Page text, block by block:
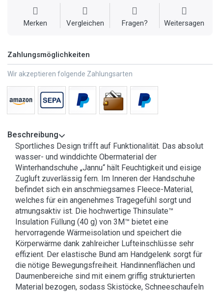
Merken Vergleichen Fragen? Weitersagen
Zahlungsmöglichkeiten
Wir akzeptieren folgende Zahlungsarten
Beschreibung
Sportliches Design trifft auf Funktionalität. Das absolut
wasser- und winddichte Obermaterial der
Winterhandschuhe „Jannu“ hält Feuchtigkeit und eisige
Zugluft zuverlässig fern. Im Inneren der Handschuhe
befindet sich ein anschmiegsames Fleece-Material,
welches für ein angenehmes Tragegefühl sorgt und
atmungsaktiv ist. Die hochwertige Thinsulate™
Insulation Füllung (40 g) von 3M™ bietet eine
hervorragende Wärmeisolation und speichert die
Körperwärme dank zahlreicher Lufteinschlüsse sehr
effizient. Der elastische Bund am Handgelenk sorgt für
die nötige Bewegungsfreiheit. Handinnenflächen und
Daumenbereiche sind mit einem griffig strukturierten
Material bezogen, sodass Skistöcke, Schneeschaufeln